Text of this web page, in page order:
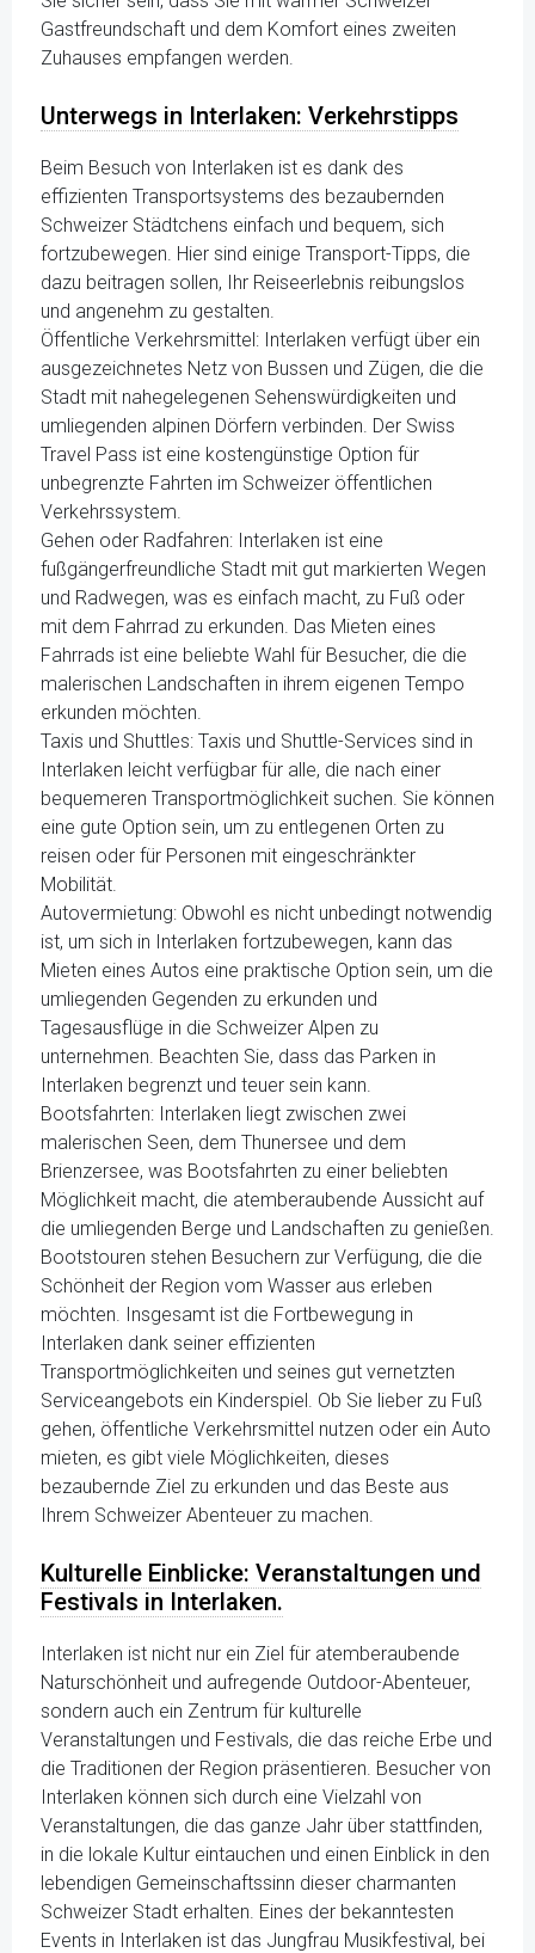
Gastfreundschaft und dem Komfort eines zweiten
Zuhauses empfangen werden.
Unterwegs in Interlaken: Verkehrstipps
Beim Besuch von Interlaken ist es dank des
effizienten Transportsystems des bezaubernden
Schweizer Städtchens einfach und bequem, sich
fortzubewegen. Hier sind einige Transport-Tipps, die
dazu beitragen sollen, Ihr Reiseerlebnis reibungslos
und angenehm zu gestalten.
Öffentliche Verkehrsmittel: Interlaken verfügt über ein
ausgezeichnetes Netz von Bussen und Zügen, die die
Stadt mit nahegelegenen Sehenswürdigkeiten und
umliegenden alpinen Dörfern verbinden. Der Swiss
Travel Pass ist eine kostengünstige Option für
unbegrenzte Fahrten im Schweizer öffentlichen
Verkehrssystem.
Gehen oder Radfahren: Interlaken ist eine
fußgängerfreundliche Stadt mit gut markierten Wegen
und Radwegen, was es einfach macht, zu Fuß oder
mit dem Fahrrad zu erkunden. Das Mieten eines
Fahrrads ist eine beliebte Wahl für Besucher, die die
malerischen Landschaften in ihrem eigenen Tempo
erkunden möchten.
Taxis und Shuttles: Taxis und Shuttle-Services sind in
Interlaken leicht verfügbar für alle, die nach einer
bequemeren Transportmöglichkeit suchen. Sie können
eine gute Option sein, um zu entlegenen Orten zu
reisen oder für Personen mit eingeschränkter
Mobilität.
Autovermietung: Obwohl es nicht unbedingt notwendig
ist, um sich in Interlaken fortzubewegen, kann das
Mieten eines Autos eine praktische Option sein, um die
umliegenden Gegenden zu erkunden und
Tagesausflüge in die Schweizer Alpen zu
unternehmen. Beachten Sie, dass das Parken in
Interlaken begrenzt und teuer sein kann.
Bootsfahrten: Interlaken liegt zwischen zwei
malerischen Seen, dem Thunersee und dem
Brienzersee, was Bootsfahrten zu einer beliebten
Möglichkeit macht, die atemberaubende Aussicht auf
die umliegenden Berge und Landschaften zu genießen.
Bootstouren stehen Besuchern zur Verfügung, die die
Schönheit der Region vom Wasser aus erleben
möchten. Insgesamt ist die Fortbewegung in
Interlaken dank seiner effizienten
Transportmöglichkeiten und seines gut vernetzten
Serviceangebots ein Kinderspiel. Ob Sie lieber zu Fuß
gehen, öffentliche Verkehrsmittel nutzen oder ein Auto
mieten, es gibt viele Möglichkeiten, dieses
bezaubernde Ziel zu erkunden und das Beste aus
Ihrem Schweizer Abenteuer zu machen.
Kulturelle Einblicke: Veranstaltungen und
Festivals in Interlaken.
Interlaken ist nicht nur ein Ziel für atemberaubende
Naturschönheit und aufregende Outdoor-Abenteuer,
sondern auch ein Zentrum für kulturelle
Veranstaltungen und Festivals, die das reiche Erbe und
die Traditionen der Region präsentieren. Besucher von
Interlaken können sich durch eine Vielzahl von
Veranstaltungen, die das ganze Jahr über stattfinden,
in die lokale Kultur eintauchen und einen Einblick in den
lebendigen Gemeinschaftssinn dieser charmanten
Schweizer Stadt erhalten. Eines der bekanntesten
Events in Interlaken ist das Jungfrau Musikfestival, bei